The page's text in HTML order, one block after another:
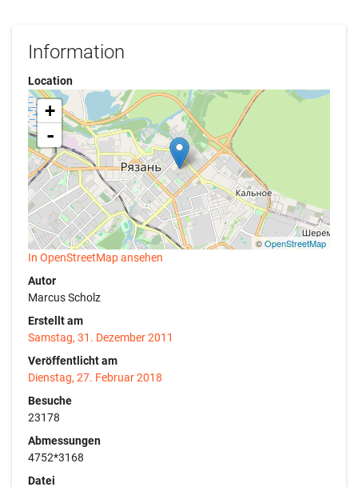
Information
Location
+
-
©OpenStreetMap
In OpenStreetMap ansehen
Autor
Marcus Scholz
Erstellt am
Samstag, 31. Dezember 2011
Veröffentlicht am
Dienstag, 27. Februar 2018
Besuche
23178
Abmessungen
4752*3168
Datei